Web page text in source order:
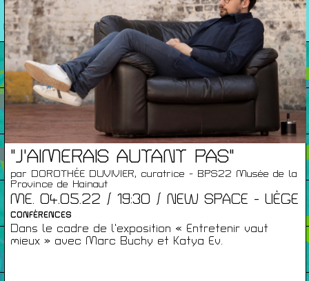
"J'AIMERAIS AUTANT PAS"
par DOROTHÉE DUVIVIER, curatrice - BPS22 Musée de la
Province de Hainaut
ME. 04.05.22 / 19:30 / NEW SPACE - LIÈGE
CONFÉRENCES
Dans le cadre de l’exposition « Entretenir vaut
mieux » avec Marc Buchy et Katya Ev.
26/27
RENCONTRES
Agenda
Expositions
Éditions
Artists Print
Podcasts